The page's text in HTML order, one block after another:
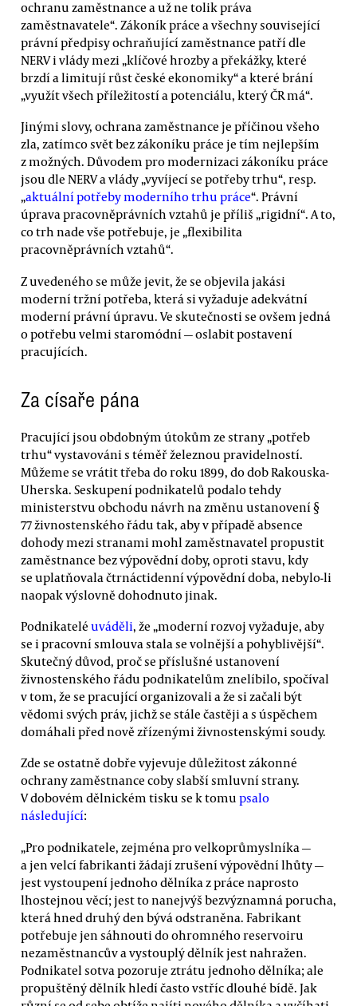
ochranu zaměstnance a už ne tolik práva
zaměstnavatele“. Zákoník práce a všechny související
právní předpisy ochraňující zaměstnance patří dle
NERV i vlády mezi „klíčové hrozby a překážky, které
brzdí a limitují růst české ekonomiky“ a které brání
„využít všech příležitostí a potenciálu, který ČR má“.
Jinými slovy, ochrana zaměstnance je příčinou všeho
zla, zatímco svět bez zákoníku práce je tím nejlepším
z možných. Důvodem pro modernizaci zákoníku práce
jsou dle NERV a vlády „vyvíjecí se potřeby trhu“, resp.
„aktuální potřeby moderního trhu práce“. Právní
úprava pracovněprávních vztahů je příliš „rigidní“. A to,
co trh nade vše potřebuje, je „flexibilita
pracovněprávních vztahů“.
Z uvedeného se může jevit, že se objevila jakási
moderní tržní potřeba, která si vyžaduje adekvátní
moderní právní úpravu. Ve skutečnosti se ovšem jedná
o potřebu velmi staromódní — oslabit postavení
pracujících.
Za císaře pána
Pracující jsou obdobným útokům ze strany „potřeb
trhu“ vystavováni s téměř železnou pravidelností.
Můžeme se vrátit třeba do roku 1899, do dob Rakouska-
Uherska. Seskupení podnikatelů podalo tehdy
ministerstvu obchodu návrh na změnu ustanovení §
77 živnostenského řádu tak, aby v případě absence
dohody mezi stranami mohl zaměstnavatel propustit
zaměstnance bez výpovědní doby, oproti stavu, kdy
se uplatňovala čtrnáctidenní výpovědní doba, nebylo-li
naopak výslovně dohodnuto jinak.
Podnikatelé uváděli, že „moderní rozvoj vyžaduje, aby
se i pracovní smlouva stala se volnější a pohyblivější“.
Skutečný důvod, proč se příslušné ustanovení
živnostenského řádu podnikatelům znelíbilo, spočíval
v tom, že se pracující organizovali a že si začali být
vědomi svých práv, jichž se stále častěji a s úspěchem
domáhali před nově zřízenými živnostenskými soudy.
Zde se ostatně dobře vyjevuje důležitost zákonné
ochrany zaměstnance coby slabší smluvní strany.
V dobovém dělnickém tisku se k tomu psalo
následující:
„Pro podnikatele, zejména pro velkoprůmyslníka —
a jen velcí fabrikanti žádají zrušení výpovědní lhůty —
jest vystoupení jednoho dělníka z práce naprosto
lhostejnou věcí; jest to nanejvýš bezvýznamná porucha,
která hned druhý den bývá odstraněna. Fabrikant
potřebuje jen sáhnouti do ohromného reservoiru
nezaměstnancův a vystouplý dělník jest nahražen.
Podnikatel sotva pozoruje ztrátu jednoho dělníka; ale
propuštěný dělník hledí často vstříc dlouhé bídě. Jak